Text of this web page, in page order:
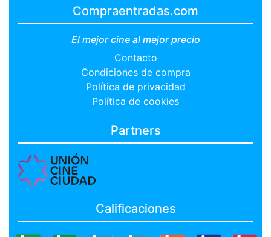
Compraentradas.com
El mejor cine al mejor precio
Contacto
Condiciones de compra
Política de privacidad
Política de cookies
Partners
Calificaciones